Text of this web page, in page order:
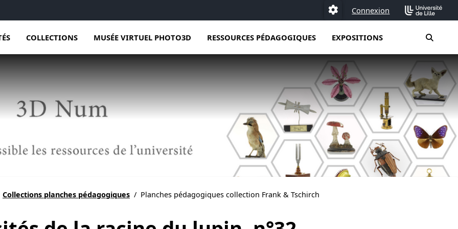
Paramétrage
Connexion
COLLECTIONS MUSÉE VIRTUEL PHOTO3D RESSOURCES PÉDAGOGIQUES EXPOSITIONS
Collections planches pédagogiques / Planches pédagogiques collection Frank & Tschirch